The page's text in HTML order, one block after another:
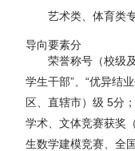
艺术类、体育类
导向要素分
荣誉称号（校级
学生干部”、“优异结
区、直辖市）级 5分
学术、文体竞赛获奖
生数学建模竞赛、全